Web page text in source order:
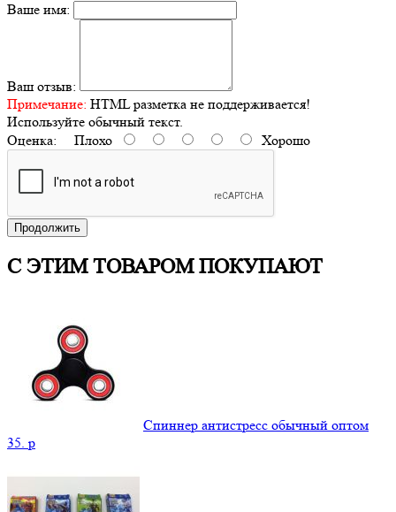
Ваше имя:
Ваш отзыв:
Примечание: HTML разметка не поддерживается!
Используйте обычный текст.
Оценка: Плохо Хорошо
Продолжить
С ЭТИМ ТОВАРОМ ПОКУПАЮТ
Спиннер антистресс обычный оптом
35. p